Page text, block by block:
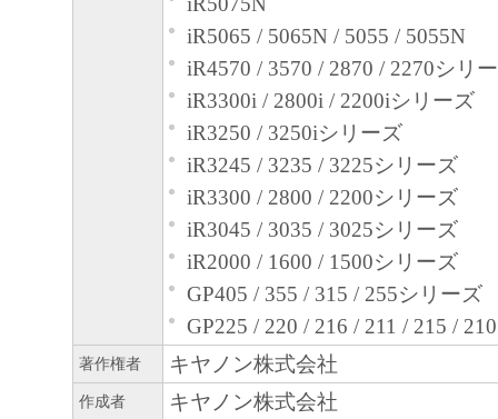
iR5065 / 5065N / 5055 / 5055N
iR4570 / 3570 / 2870 / 2270シリ
iR3300i / 2800i / 2200iシリーズ
iR3250 / 3250iシリーズ
iR3245 / 3235 / 3225シリーズ
iR3300 / 2800 / 2200シリーズ
iR3045 / 3035 / 3025シリーズ
iR2000 / 1600 / 1500シリーズ
GP405 / 355 / 315 / 255シリーズ
GP225 / 220 / 216 / 211 / 215 /
著作権者 キヤノン株式会社
作成者 キヤノン株式会社